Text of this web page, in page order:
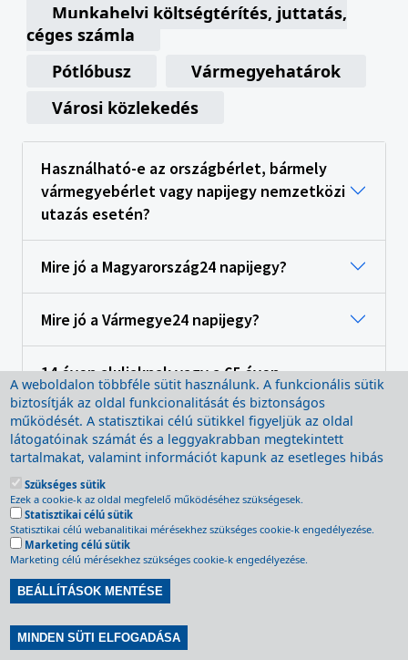
Munkahelyi költségtérítés, juttatás,
céges számla
Pótlóbusz
Vármegyehatárok
Városi közlekedés
Használható-e az országbérlet, bármely
vármegyebérlet vagy napijegy nemzetközi
utazás esetén?
Mire jó a Magyarország24 napijegy?
Mire jó a Vármegye24 napijegy?
14 éven aluliaknak vagy a 65 éven
felülieknek milyen jegyet kell váltani
helyközi járatokon? Érvényes a
kedvezmény a gyerekcsoportokra is?
Elég lesz egy bérlet már a HÉV vonalak és a
"kék volán" teljes vonalán is?
Milyen járatokon érvényes a Pest
Vármegye24 napijegy Budapesten és
A weboldalon többféle sütit használunk. A funkcionális sütik
biztosítják az oldal funkcionalitását és biztonságos
működését. A statisztikai célú sütikkel figyeljük az oldal
látogatóinak számát és a leggyakrabban megtekintett
tartalmakat, valamint információt kapunk az esetleges hibás
működésről. A sütik törlésére a böngésző megfelelő
menüpontjában van lehetőség, további segítség a böngésző
súgójában található. A sütik törlését minden, Ön által használt
böngészőn kell végrehajtani. A funkcionális sütik törlése után
a weboldal bizonyos funkciói nem, vagy csak korlátozottan
fognak működni. A „Beállítások mentése” gombra kattintva
Ön tudomásul veszi, hogy az oldalon funkcionális sütiket
használunk. A „Beállítások mentése” gomb továbbá
lehetőséget nyújt a statisztikai célú sütik bekapcsolására is.
További információkat aSütikezelési tájékoztatóban
Szükséges sütik
Ezek a cookie-k az oldal megfelelő működéséhez szükségesek.
Statisztikai célú sütik
Statisztikai célú webanalitikai mérésekhez szükséges cookie-k engedélyezése.
Marketing célú sütik
Marketing célú mérésekhez szükséges cookie-k engedélyezése.
BEÁLLÍTÁSOK MENTÉSE
MINDEN SÜTI ELFOGADÁSA